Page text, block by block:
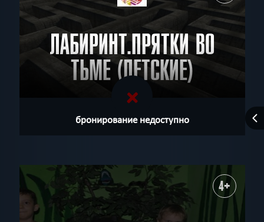
ЛАБИРИНТ.ПРЯТКИ ВО
ТЬМЕ (ДЕТСКИЕ)
бронирование недоступно
4+